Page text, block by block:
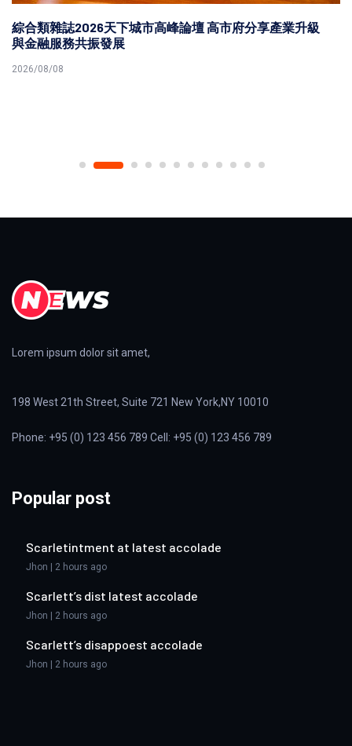
綜合類雜誌2026天下城市高峰論壇 高市府分享產業升級
與金融服務共振發展
2026/08/08
Lorem ipsum dolor sit amet,
198 West 21th Street, Suite 721 New York,NY 10010
Phone: +95 (0) 123 456 789 Cell: +95 (0) 123 456 789
Popular post
Scarletintment at latest accolade
Jhon | 2 hours ago
Scarlett’s dist latest accolade
Jhon | 2 hours ago
Scarlett’s disappoest accolade
Jhon | 2 hours ago